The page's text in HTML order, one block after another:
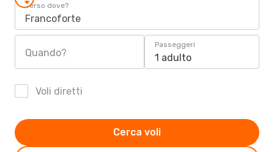
Verso dove?
Francoforte
Quando?
Passeggeri
1 adulto
Voli diretti
Cerca voli